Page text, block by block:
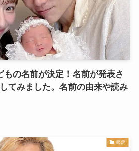
もの名前が決定！名前が発表さ
てみました。名前の由来や読み
鑑定